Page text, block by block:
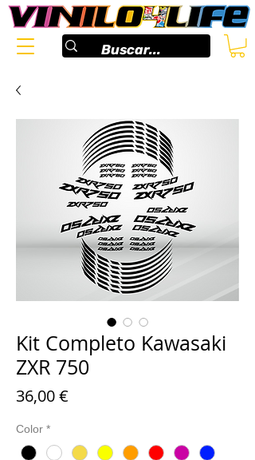
Kit Completo Kawasaki
ZXR 750
36,00 €
Color *